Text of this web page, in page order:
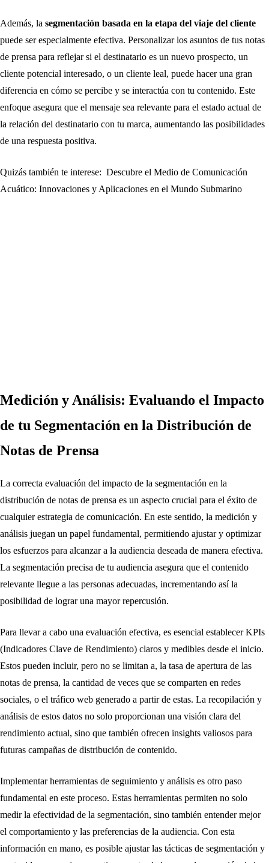
Además, la segmentación basada en la etapa del viaje del cliente
puede ser especialmente efectiva. Personalizar los asuntos de tus notas
de prensa para reflejar si el destinatario es un nuevo prospecto, un
cliente potencial interesado, o un cliente leal, puede hacer una gran
diferencia en cómo se percibe y se interactúa con tu contenido. Este
enfoque asegura que el mensaje sea relevante para el estado actual de
la relación del destinatario con tu marca, aumentando las posibilidades
de una respuesta positiva.
Quizás también te interese: Descubre el Medio de Comunicación
Acuático: Innovaciones y Aplicaciones en el Mundo Submarino
Medición y Análisis: Evaluando el Impacto
de tu Segmentación en la Distribución de
Notas de Prensa
La correcta evaluación del impacto de la segmentación en la
distribución de notas de prensa es un aspecto crucial para el éxito de
cualquier estrategia de comunicación. En este sentido, la medición y
análisis juegan un papel fundamental, permitiendo ajustar y optimizar
los esfuerzos para alcanzar a la audiencia deseada de manera efectiva.
La segmentación precisa de tu audiencia asegura que el contenido
relevante llegue a las personas adecuadas, incrementando así la
posibilidad de lograr una mayor repercusión.
Para llevar a cabo una evaluación efectiva, es esencial establecer KPIs
(Indicadores Clave de Rendimiento) claros y medibles desde el inicio.
Estos pueden incluir, pero no se limitan a, la tasa de apertura de las
notas de prensa, la cantidad de veces que se comparten en redes
sociales, o el tráfico web generado a partir de estas. La recopilación y
análisis de estos datos no solo proporcionan una visión clara del
rendimiento actual, sino que también ofrecen insights valiosos para
futuras campañas de distribución de contenido.
Implementar herramientas de seguimiento y análisis es otro paso
fundamental en este proceso. Estas herramientas permiten no solo
medir la efectividad de la segmentación, sino también entender mejor
el comportamiento y las preferencias de la audiencia. Con esta
información en mano, es posible ajustar las tácticas de segmentación y